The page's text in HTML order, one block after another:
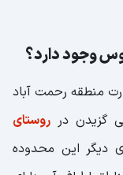
وجود دارد؟
منطقه رحمت آباد
گزیدن در روستای
دیگر این محدوده